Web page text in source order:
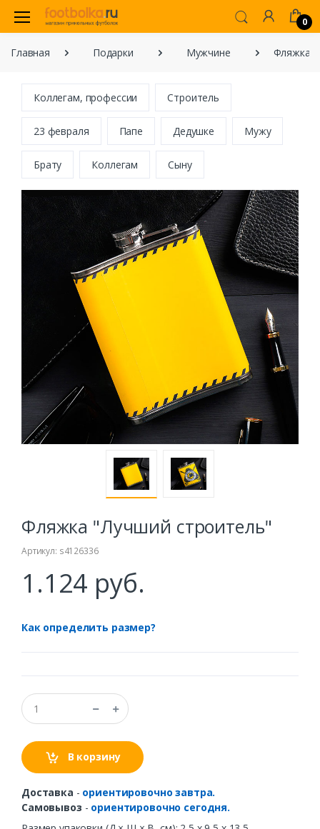
0
Главная Подарки Мужчине Фляжка
Коллегам, профессии Строитель
23 февраля Папе Дедушке Мужу
Брату Коллегам Сыну
Фляжка "Лучший строитель"
Артикул: s4126336
1.124 руб.
Как определить размер?
В корзину
Доставка - ориентировочно завтра.
Самовывоз - ориентировочно сегодня.